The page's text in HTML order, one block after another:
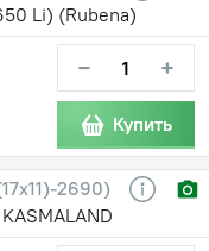
Li) (Rubena)
− +
Купить
2690)